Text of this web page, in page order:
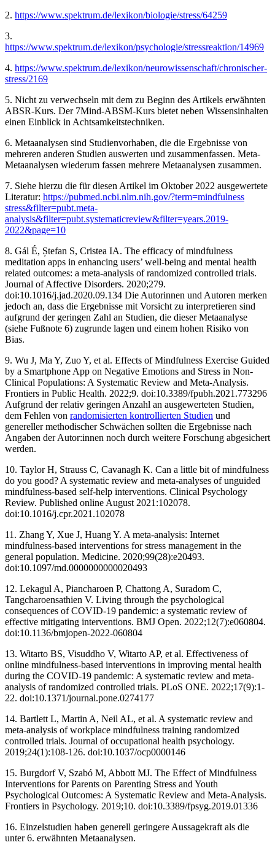
2. https://www.spektrum.de/lexikon/biologie/stress/64259
3.
https://www.spektrum.de/lexikon/psychologie/stressreaktion/14969
4. https://www.spektrum.de/lexikon/neurowissenschaft/chronischer-
stress/2169
5. Nicht zu verwechseln mit dem zu Beginn des Artikels erwähnten
ABSR-Kurs. Der 7Mind-ABSM-Kurs bietet neben Wissensinhalten
einen Einblick in Achtsamkeitstechniken.
6. Metaanalysen sind Studienvorhaben, die die Ergebnisse von
mehreren anderen Studien auswerten und zusammenfassen. Meta-
Metaanalysen wiederum fassen mehrere Metaanalysen zusammen.
7. Siehe hierzu die für diesen Artikel im Oktober 2022 ausgewertete
Literatur: https://pubmed.ncbi.nlm.nih.gov/?term=mindfulness
stress&filter=pubt.meta-
analysis&filter=pubt.systematicreview&filter=years.2019-
2022&page=10
8. Gál É, Ștefan S, Cristea IA. The efficacy of mindfulness
meditation apps in enhancing users’ well-being and mental health
related outcomes: a meta-analysis of randomized controlled trials.
Journal of Affective Disorders. 2020;279.
doi:10.1016/j.jad.2020.09.134 ‌Die Autorinnen und Autoren merken
jedoch an, dass die Ergebnisse mit Vorsicht zu interpretieren sind
aufgrund der geringen Zahl an Studien, die dieser Metaanalyse
(siehe Fußnote 6) zugrunde lagen und einem hohen Risiko von
Bias.
9. Wu J, Ma Y, Zuo Y, et al. Effects of Mindfulness Exercise Guided
by a Smartphone App on Negative Emotions and Stress in Non-
Clinical Populations: A Systematic Review and Meta-Analysis.
Frontiers in Public Health. 2022;9. doi:10.3389/fpubh.2021.773296
‌Aufgrund der relativ geringen Anzahl an ausgewerteten Studien,
dem Fehlen von randomisierten kontrollierten Studien und
genereller methodischer Schwächen sollten die Ergebnisse nach
Angaben der Autor:innen noch durch weitere Forschung abgesichert
werden.
10. Taylor H, Strauss C, Cavanagh K. Can a little bit of mindfulness
do you good? A systematic review and meta-analyses of unguided
mindfulness-based self-help interventions. Clinical Psychology
Review. Published online August 2021:102078.
doi:10.1016/j.cpr.2021.102078 ‌
11. Zhang Y, Xue J, Huang Y. A meta-analysis: Internet
mindfulness-based interventions for stress management in the
general population. Medicine. 2020;99(28):e20493.
doi:10.1097/md.0000000000020493 ‌
12. Lekagul A, Piancharoen P, Chattong A, Suradom C,
Tangcharoensathien V. Living through the psychological
consequences of COVID-19 pandemic: a systematic review of
effective mitigating interventions. BMJ Open. 2022;12(7):e060804.
doi:10.1136/bmjopen-2022-060804 ‌
13. Witarto BS, Visuddho V, Witarto AP, et al. Effectiveness of
online mindfulness-based interventions in improving mental health
during the COVID-19 pandemic: A systematic review and meta-
analysis of randomized controlled trials. PLoS ONE. 2022;17(9):1-
22. doi:10.1371/journal.pone.0274177 ‌
14. Bartlett L, Martin A, Neil AL, et al. A systematic review and
meta-analysis of workplace mindfulness training randomized
controlled trials. Journal of occupational health psychology.
2019;24(1):108-126. doi:10.1037/ocp0000146 ‌
‌15. Burgdorf V, Szabó M, Abbott MJ. The Effect of Mindfulness
Interventions for Parents on Parenting Stress and Youth
Psychological Outcomes: A Systematic Review and Meta-Analysis.
Frontiers in Psychology. 2019;10. doi:10.3389/fpsyg.2019.01336 ‌
16. Einzelstudien haben generell geringere Aussagekraft als die
unter 6. erwähnten Metaanalysen.